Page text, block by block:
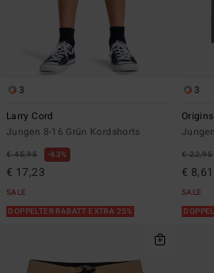
3
Larry Cord
Jungen 8-16 Grün Kordshorts
€ 45,95 63%
€ 17,23
SALE
DOPPELTER RABATT EXTRA 25%
3
Origins
€ 22,95
€ 8,61
SALE